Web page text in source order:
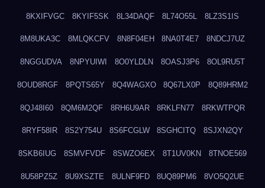
8KXIFVGC 8KYIF5SK 8L34DAQF 8L74O55L 8LZ3S1IS
8M8UKA3C 8MLQKCFV 8N8F04EH 8NA0T4E7 8NDCJ7UZ
8NGGUDVA 8NPYUIWI 8O0YLDLN 8OASJ3P6 8OL9RU5T
8OUD8RGF 8PQTS65Y 8Q4WAGXO 8Q67LX0P 8Q89HRM2
8QJ48I60 8QM6M2QF 8RH6U9AR 8RKLFN77 8RKWTPQR
8RYF58IR 8S2Y754U 8S6FCGLW 8SGHCITQ 8SJXN2QY
8SKB6IUG 8SMVFVDF 8SWZO6EX 8T1UV0KN 8TNOE569
8U58PZ5Z 8U9XSZTE 8ULNF9FD 8UQ89PM6 8VO5Q2UE